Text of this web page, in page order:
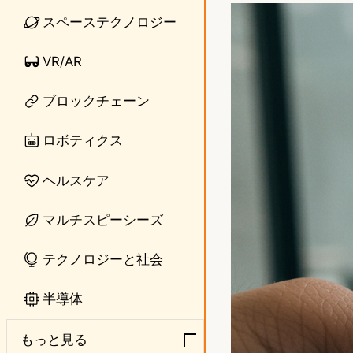
スペーステクノロジー
VR/AR
ブロックチェーン
ロボティクス
ヘルスケア
マルチスピーシーズ
テクノロジーと社会
半導体
もっと見る